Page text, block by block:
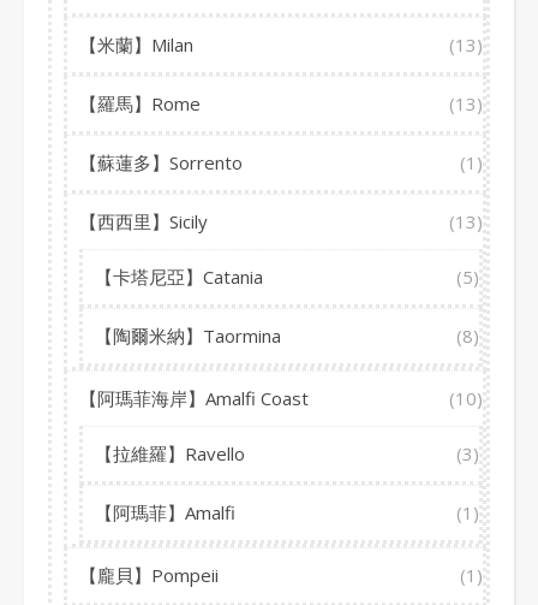
【米蘭】Milan (13)
【羅馬】Rome (13)
【蘇蓮多】Sorrento (1)
【西西里】Sicily (13)
【卡塔尼亞】Catania (5)
【陶爾米納】Taormina (8)
【阿瑪菲海岸】Amalfi Coast (10)
【拉維羅】Ravello (3)
【阿瑪菲】Amalfi (1)
【龐貝】Pompeii (1)